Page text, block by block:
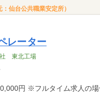
仙台公共職業安定所）
レーター
東北工場
求人の場合は月額（換算額）、パート求人の場合は時間額を表